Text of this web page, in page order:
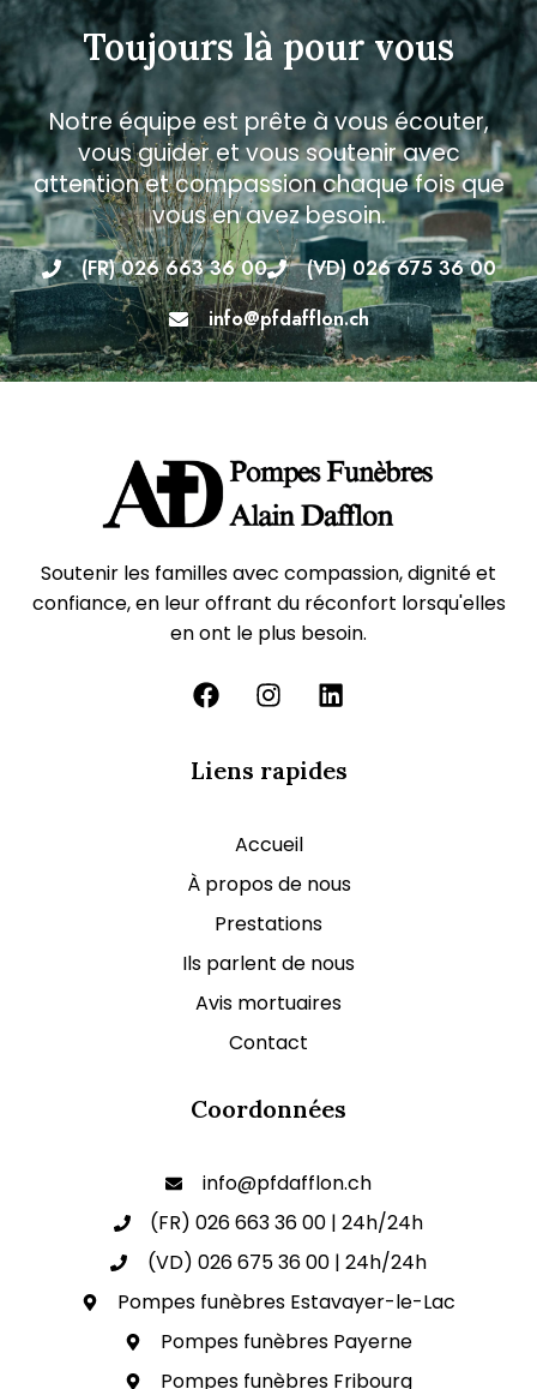
Toujours là pour vous
Notre équipe est prête à vous écouter,
vous guider et vous soutenir avec
attention et compassion chaque fois que
vous en avez besoin.
(FR) 026 663 36 00
(VD) 026 675 36 00
info@pfdafflon.ch
Soutenir les familles avec compassion, dignité et
confiance, en leur offrant du réconfort lorsqu'elles
en ont le plus besoin.
Liens rapides
Accueil
À propos de nous
Prestations
Ils parlent de nous
Avis mortuaires
Contact
Coordonnées
info@pfdafflon.ch
(FR) 026 663 36 00 | 24h/24h
(VD) 026 675 36 00 | 24h/24h
Pompes funèbres Estavayer-le-Lac
Pompes funèbres Payerne
Pompes funèbres Fribourg